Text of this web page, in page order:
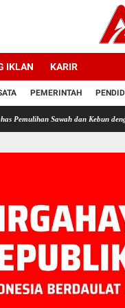
IKLAN KARIR
PEMERINTAH
Sawah dan Kebun dengan